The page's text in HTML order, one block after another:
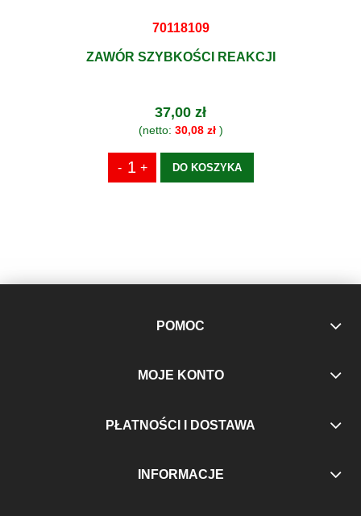
70118109
ZAWÓR SZYBKOŚCI REAKCJI
37,00 zł
(netto: 30,08 zł)
DO KOSZYKA
POMOC
MOJE KONTO
PŁATNOŚCI I DOSTAWA
INFORMACJE